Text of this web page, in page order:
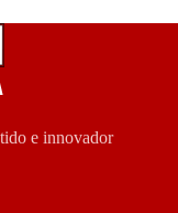
e innovador